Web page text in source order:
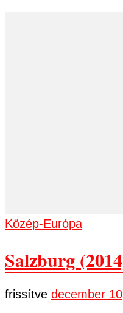
Közép-Európa
Salzburg
frissítve december